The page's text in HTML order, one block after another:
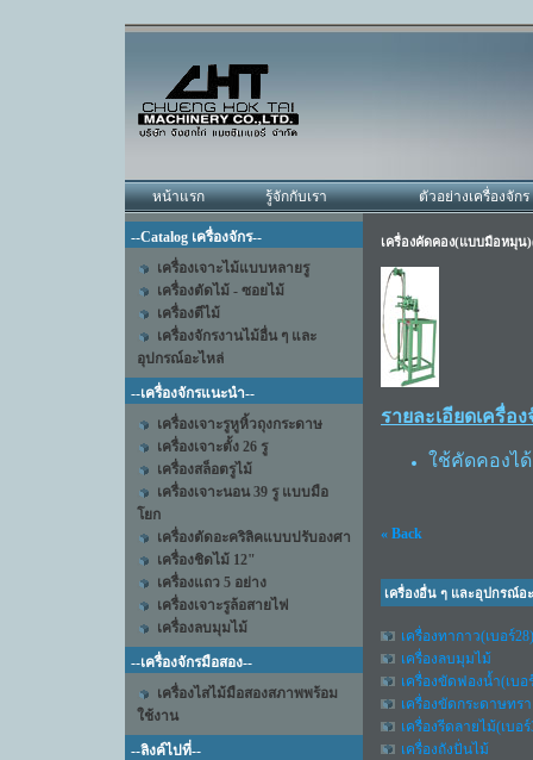
หน้าแรก รู้จักกับเรา ตัวอย่างเครื่องจักร
--Catalog เครื่องจักร--
เครื่องเจาะไม้แบบหลายรู
เครื่องตัดไม้ - ซอยไม้
เครื่องตีไม้
เครื่องจักรงานไม้อื่น ๆ และ
อุปกรณ์อะไหล่
--เครื่องจักรแนะนำ--
เครื่องเจาะรูหูหิ้วถุงกระดาษ
เครื่องเจาะตั้ง 26 รู
เครื่องสล็อตรูไม้
เครื่องเจาะนอน 39 รู แบบมือ
โยก
เครื่องตัดอะคริลิคแบบปรับองศา
เครื่องชิดไม้ 12"
เครื่องแถว 5 อย่าง
เครื่องเจาะรูล้อสายไฟ
เครื่องลบมุมไม้
--เครื่องจักรมือสอง--
เครื่องไสไม้มือสองสภาพพร้อม
ใช้งาน
--ลิงค์ไปที่--
เครื่องคัดคอง(แบบมือหมุน
รายละเอียดเครื่อง
ใช้คัดคองไ
« Back
เครื่องอื่น ๆ และอุปกรณ์อ
เครื่องทากาว(เบอร์28)
เครื่องลบมุมไม้
เครื่องขัดฟองน้ำ(เบอ
เครื่องขัดกระดาษทรา
เครื่องรีดลายไม้(เบอร์
เครื่องถังปั่นไม้